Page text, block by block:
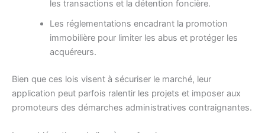
les transactions et la détention foncière.
Les réglementations encadrant la promotion
immobilière pour limiter les abus et protéger les
acquéreurs.
Bien que ces lois visent à sécuriser le marché, leur
application peut parfois ralentir les projets et imposer aux
promoteurs des démarches administratives contraignantes.